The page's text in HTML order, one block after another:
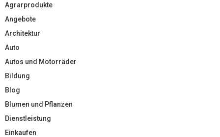
Agrarprodukte
Angebote
Architektur
Auto
Autos und Motorräder
Bildung
Blog
Blumen und Pflanzen
Dienstleistung
Einkaufen